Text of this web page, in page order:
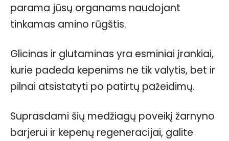
parama jūsų organams naudojant
tinkamas amino rūgštis.
Glicinas ir glutaminas yra esminiai įrankiai,
kurie padeda kepenims ne tik valytis, bet ir
pilnai atsistatyti po patirtų pažeidimų.
Suprasdami šių medžiagų poveikį žarnyno
barjerui ir kepenų regeneracijai, galite